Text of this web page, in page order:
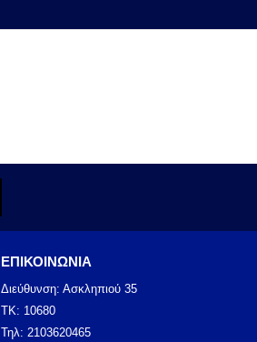
ΕΠΙΚΟΙΝΩΝΙΑ
Διεύθυνση: Ασκληπιού 35
ΤΚ: 10680
Τηλ: 2103620465